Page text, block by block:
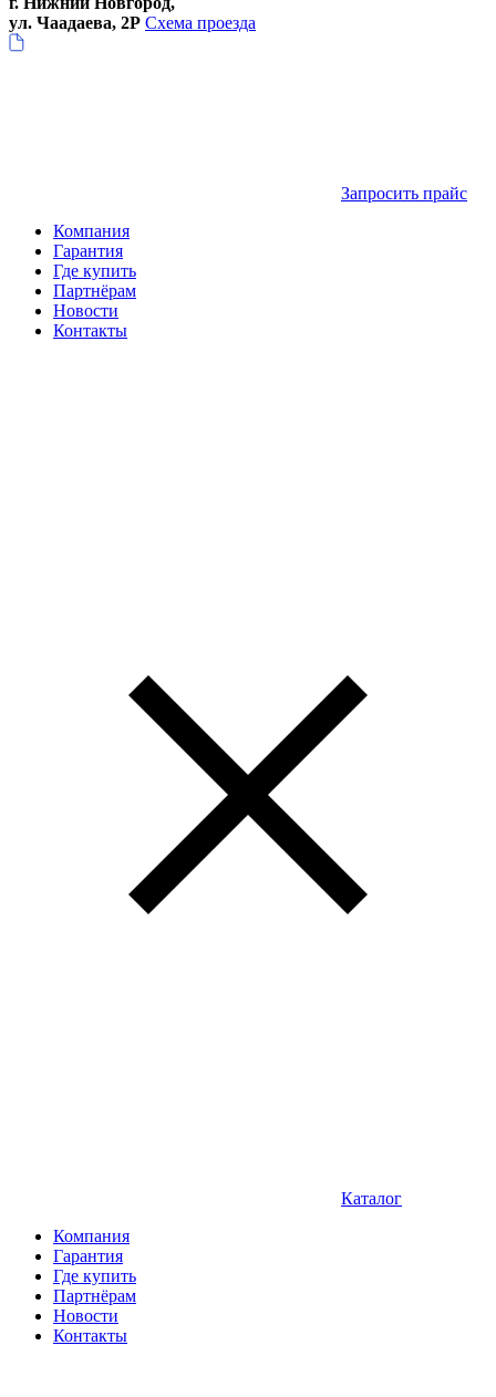
ул. Чаадаева, 2Р Схема проезда
Запросить прайс
Компания
Гарантия
Где купить
Партнёрам
Новости
Контакты
Каталог
Компания
Гарантия
Где купить
Партнёрам
Новости
Контакты